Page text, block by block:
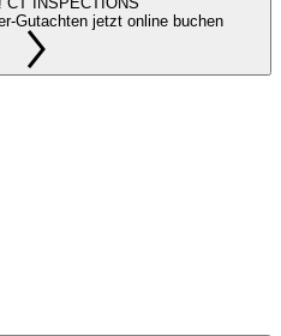
Gutachten jetzt online buchen